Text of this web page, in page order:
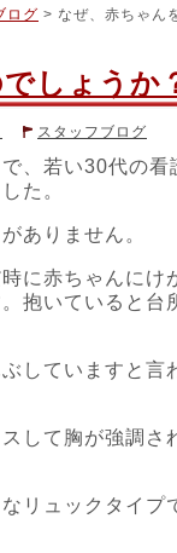
ログ > なぜ、赤ちゃん
しょうか
スタッフブログ
ィック,＃体性感覚,＃
、若い30代の看
た。
ありません。
に赤ちゃんにけ
抱いていると台
していますと言
して胸が強調さ
リュックタイプ